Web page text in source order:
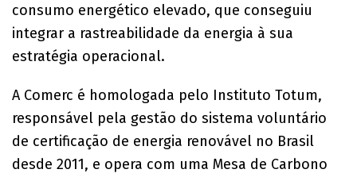
consumo energético elevado, que conseguiu
integrar a rastreabilidade da energia à sua
estratégia operacional.
A Comerc é homologada pelo Instituto Totum,
responsável pela gestão do sistema voluntário
de certificação de energia renovável no Brasil
desde 2011, e opera com uma Mesa de Carbono